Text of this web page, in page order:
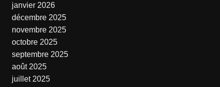
janvier 2026
décembre 2025
novembre 2025
octobre 2025
septembre 2025
août 2025
juillet 2025